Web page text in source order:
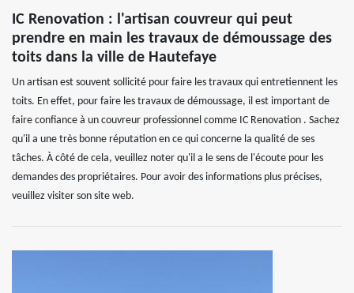
IC Renovation : l'artisan couvreur qui peut
prendre en main les travaux de démoussage des
toits dans la ville de Hautefaye
Un artisan est souvent sollicité pour faire les travaux qui entretiennent les
toits. En effet, pour faire les travaux de démoussage, il est important de
faire confiance à un couvreur professionnel comme IC Renovation . Sachez
qu'il a une très bonne réputation en ce qui concerne la qualité de ses
tâches. À côté de cela, veuillez noter qu'il a le sens de l'écoute pour les
demandes des propriétaires. Pour avoir des informations plus précises,
veuillez visiter son site web.